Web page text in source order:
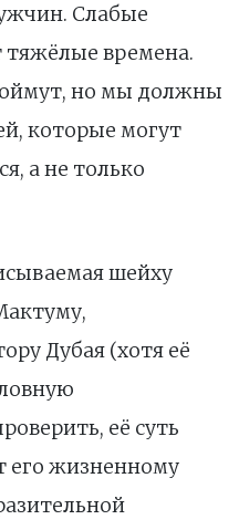
Слабые
времена.
но мы должны
которые могут
а не только
шейху
Дубая (хотя её
её суть
его жизненному